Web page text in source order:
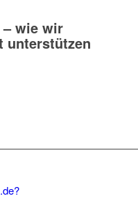
wie wir
unterstützen